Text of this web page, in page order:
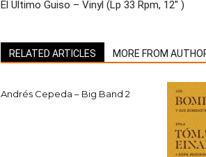
El Ultimo Guiso – Vinyl (Lp 33 Rpm, 12″ )
RELATED ARTICLES MORE FROM
Andrés Cepeda – Big Band 2